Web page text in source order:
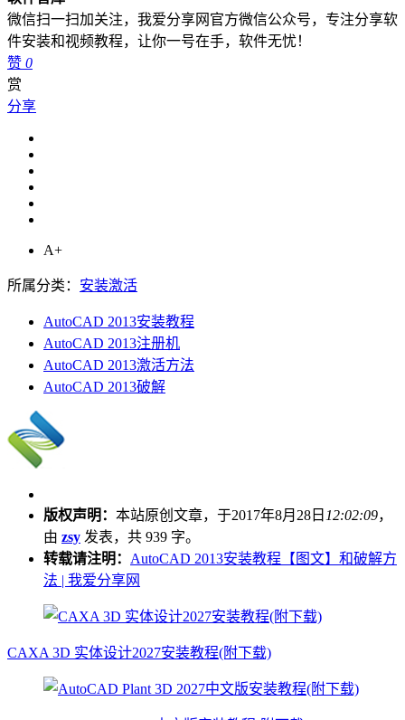
微信扫一扫加关注，我爱分享网官方微信公众号，专注分享软
件安装和视频教程，让你一号在手，软件无忧！
赞 0
赏
分享
A+
所属分类： 安装激活
AutoCAD 2013安装教程
AutoCAD 2013注册机
AutoCAD 2013激活方法
AutoCAD 2013破解
版权声明： 本站原创文章，于2017年8月28日 12:02:09，
由 zsy 发表，共 939 字。
转载请注明： AutoCAD 2013安装教程【图文】和破解方
法 | 我爱分享网
CAXA 3D 实体设计2027安装教程(附下载)